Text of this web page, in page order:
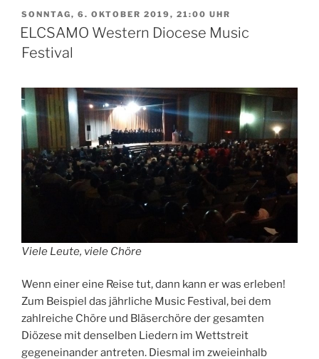
Sozialsystem“
VERÖFFENTLICHT
AM
SONNTAG, 6. OKTOBER 2019, 21:00 UHR
ELCSAMO Western Diocese Music
Festival
Viele Leute, viele Chöre
Wenn einer eine Reise tut, dann kann er was erleben!
Zum Beispiel das jährliche Music Festival, bei dem
zahlreiche Chöre und Bläserchöre der gesamten
Diözese mit denselben Liedern im Wettstreit
gegeneinander antreten. Diesmal im zweieinhalb